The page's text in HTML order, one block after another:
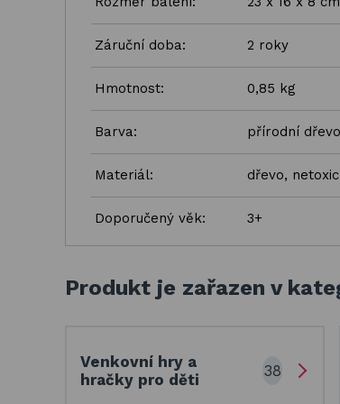
Záruční doba: 2 roky
Hmotnost: 0,85 kg
Barva: přírodní
Materiál: dřevo,
Doporučený věk: 3+
Produkt je zařazen v
Venkovní hry a
hračky pro děti
38